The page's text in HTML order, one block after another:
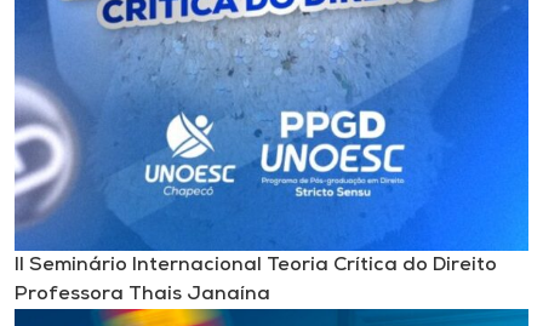
II Seminário Internacional Teoria Crítica do Direito
Professora Thais Janaína